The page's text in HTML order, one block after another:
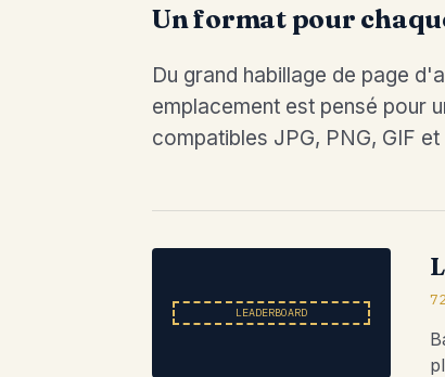
Un format pour
Du grand habillage de page
emplacement est pensé pour
compatibles JPG, PNG, GIF et
LEADERBOARD